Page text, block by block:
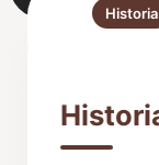
Historia